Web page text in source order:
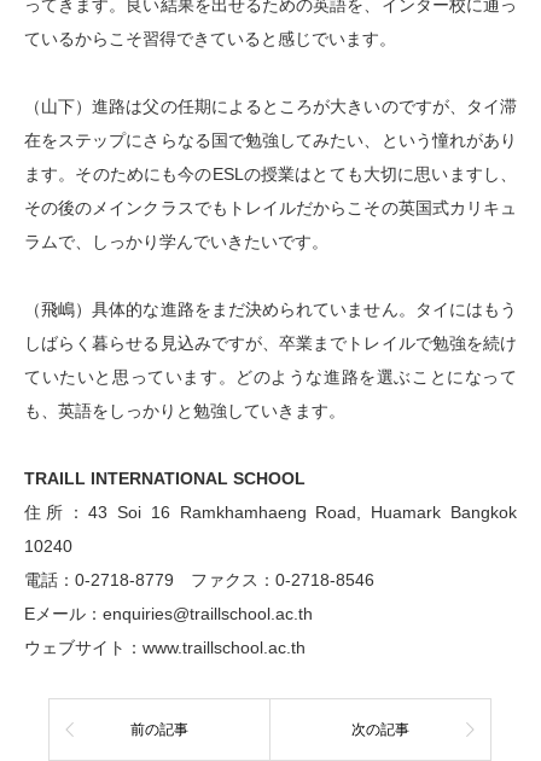
ってきます。良い結果を出せるための英語を、インター校に通っ
ているからこそ習得できていると感じでいます。
（山下）進路は父の任期によるところが大きいのですが、タイ滞
在をステップにさらなる国で勉強してみたい、という憧れがあり
ます。そのためにも今のESLの授業はとても大切に思いますし、
その後のメインクラスでもトレイルだからこその英国式カリキュ
ラムで、しっかり学んでいきたいです。
（飛嶋）具体的な進路をまだ決められていません。タイにはもう
しばらく暮らせる見込みですが、卒業までトレイルで勉強を続け
ていたいと思っています。どのような進路を選ぶことになって
も、英語をしっかりと勉強していきます。
TRAILL INTERNATIONAL SCHOOL
住所：43 Soi 16 Ramkhamhaeng Road, Huamark Bangkok
10240
電話：0-2718-8779 ファクス：0-2718-8546
Eメール：enquiries@traillschool.ac.th
ウェブサイト：www.traillschool.ac.th
前の記事 次の記事